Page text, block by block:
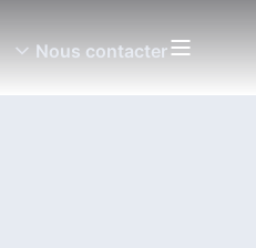
Nous contacter